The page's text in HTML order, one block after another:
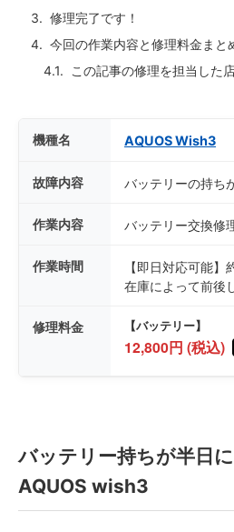
修理完了です！
今回の作業内容と修理料金まと
この記事の修理を担当した
機種名 AQUOS Wish3
故障内容 バッテリーの持ち
作業内容 バッテリー交換修
作業時間
【即日対応可能
在庫によって前後
修理料金 【バッテリー】
12,800円 (税込)
バッテリー持ちが半日
AQUOS wish3